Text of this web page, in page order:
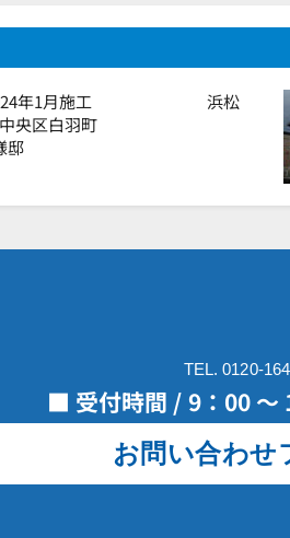
年1月施工 浜松
中央区白羽町
邸
TEL. 0120-
■ 受付時間 / 9：00 ～
お問い合わせ